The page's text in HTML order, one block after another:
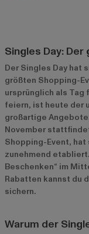
Singles Day:
Der Singles Day hat
größten Shopping-
ursprünglich als Tag
feiern, ist heute der
großartige
November
Shopping-Event, hat
zunehmend
Beschenken“ im
Rabatten kannst du
sichern.
Warum der